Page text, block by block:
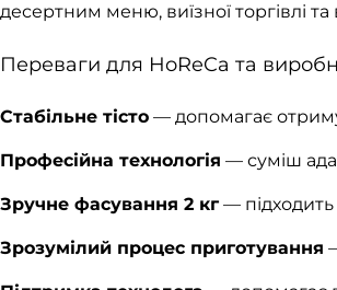
десертним меню, виїзної торгівлі
Переваги для HoReCa та
Стабільне тісто — допомагає
Професійна технологія — суміш
Зручне фасування 2 кг— підходить
Зрозумілий процес приготування